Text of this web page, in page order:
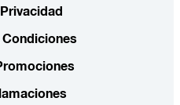
Condiciones